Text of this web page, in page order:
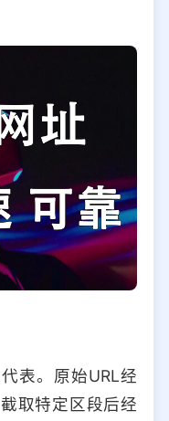
表。原始URL经
取特定区段后经